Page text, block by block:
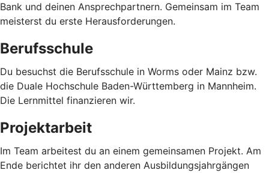
Bank und deinen Ansprechpartnern. Gemeinsam im Team
meisterst du erste Herausforderungen.
Berufsschule
Du besuchst die Berufsschule in Worms oder Mainz bzw.
die Duale Hochschule Baden-Württemberg in Mannheim.
Die Lernmittel finanzieren wir.
Projektarbeit
Im Team arbeitest du an einem gemeinsamen Projekt. Am
Ende berichtet ihr den anderen Ausbildungsjahrgängen